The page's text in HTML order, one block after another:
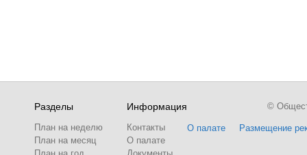
Разделы
План на неделю
План на месяц
Информация
Контакты
О палате
О палате Размещение
©